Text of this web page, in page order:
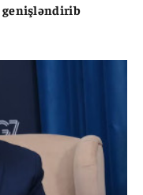
genişləndirib